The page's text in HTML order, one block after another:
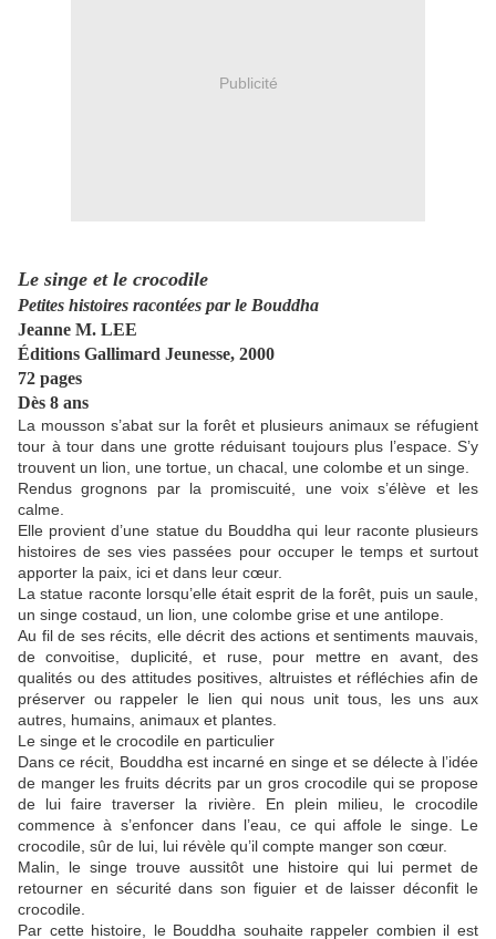
Publicité
Le singe et le crocodile
Petites histoires racontées par le Bouddha
Jeanne M. LEE
Éditions Gallimard Jeunesse, 2000
72 pages
Dès 8 ans
La mousson s’abat sur la forêt et plusieurs animaux se réfugient
tour à tour dans une grotte réduisant toujours plus l’espace. S’y
trouvent un lion, une tortue, un chacal, une colombe et un singe.
Rendus grognons par la promiscuité, une voix s’élève et les
calme.
Elle provient d’une statue du Bouddha qui leur raconte plusieurs
histoires de ses vies passées pour occuper le temps et surtout
apporter la paix, ici et dans leur cœur.
La statue raconte lorsqu’elle était esprit de la forêt, puis un saule,
un singe costaud, un lion, une colombe grise et une antilope.
Au fil de ses récits, elle décrit des actions et sentiments mauvais,
de convoitise, duplicité, et ruse, pour mettre en avant, des
qualités ou des attitudes positives, altruistes et réfléchies afin de
préserver ou rappeler le lien qui nous unit tous, les uns aux
autres, humains, animaux et plantes.
Le singe et le crocodile en particulier
Dans ce récit, Bouddha est incarné en singe et se délecte à l’idée
de manger les fruits décrits par un gros crocodile qui se propose
de lui faire traverser la rivière. En plein milieu, le crocodile
commence à s’enfoncer dans l’eau, ce qui affole le singe. Le
crocodile, sûr de lui, lui révèle qu’il compte manger son cœur.
Malin, le singe trouve aussitôt une histoire qui lui permet de
retourner en sécurité dans son figuier et de laisser déconfit le
crocodile.
Par cette histoire, le Bouddha souhaite rappeler combien il est